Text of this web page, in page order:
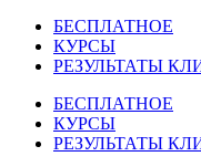
БЕСПЛАТНОЕ
КУРСЫ
РЕЗУЛЬТАТЫ
БЕСПЛАТНОЕ
КУРСЫ
РЕЗУЛЬТАТЫ